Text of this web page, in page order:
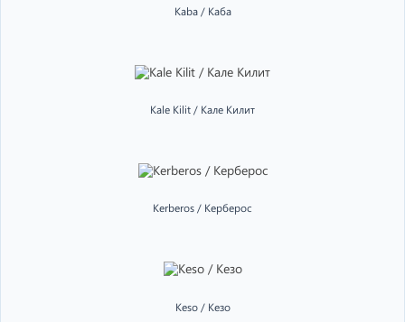
Kaba / Каба
Kale Kilit / Кале Килит
Kerberos / Керберос
Keso / Кезо